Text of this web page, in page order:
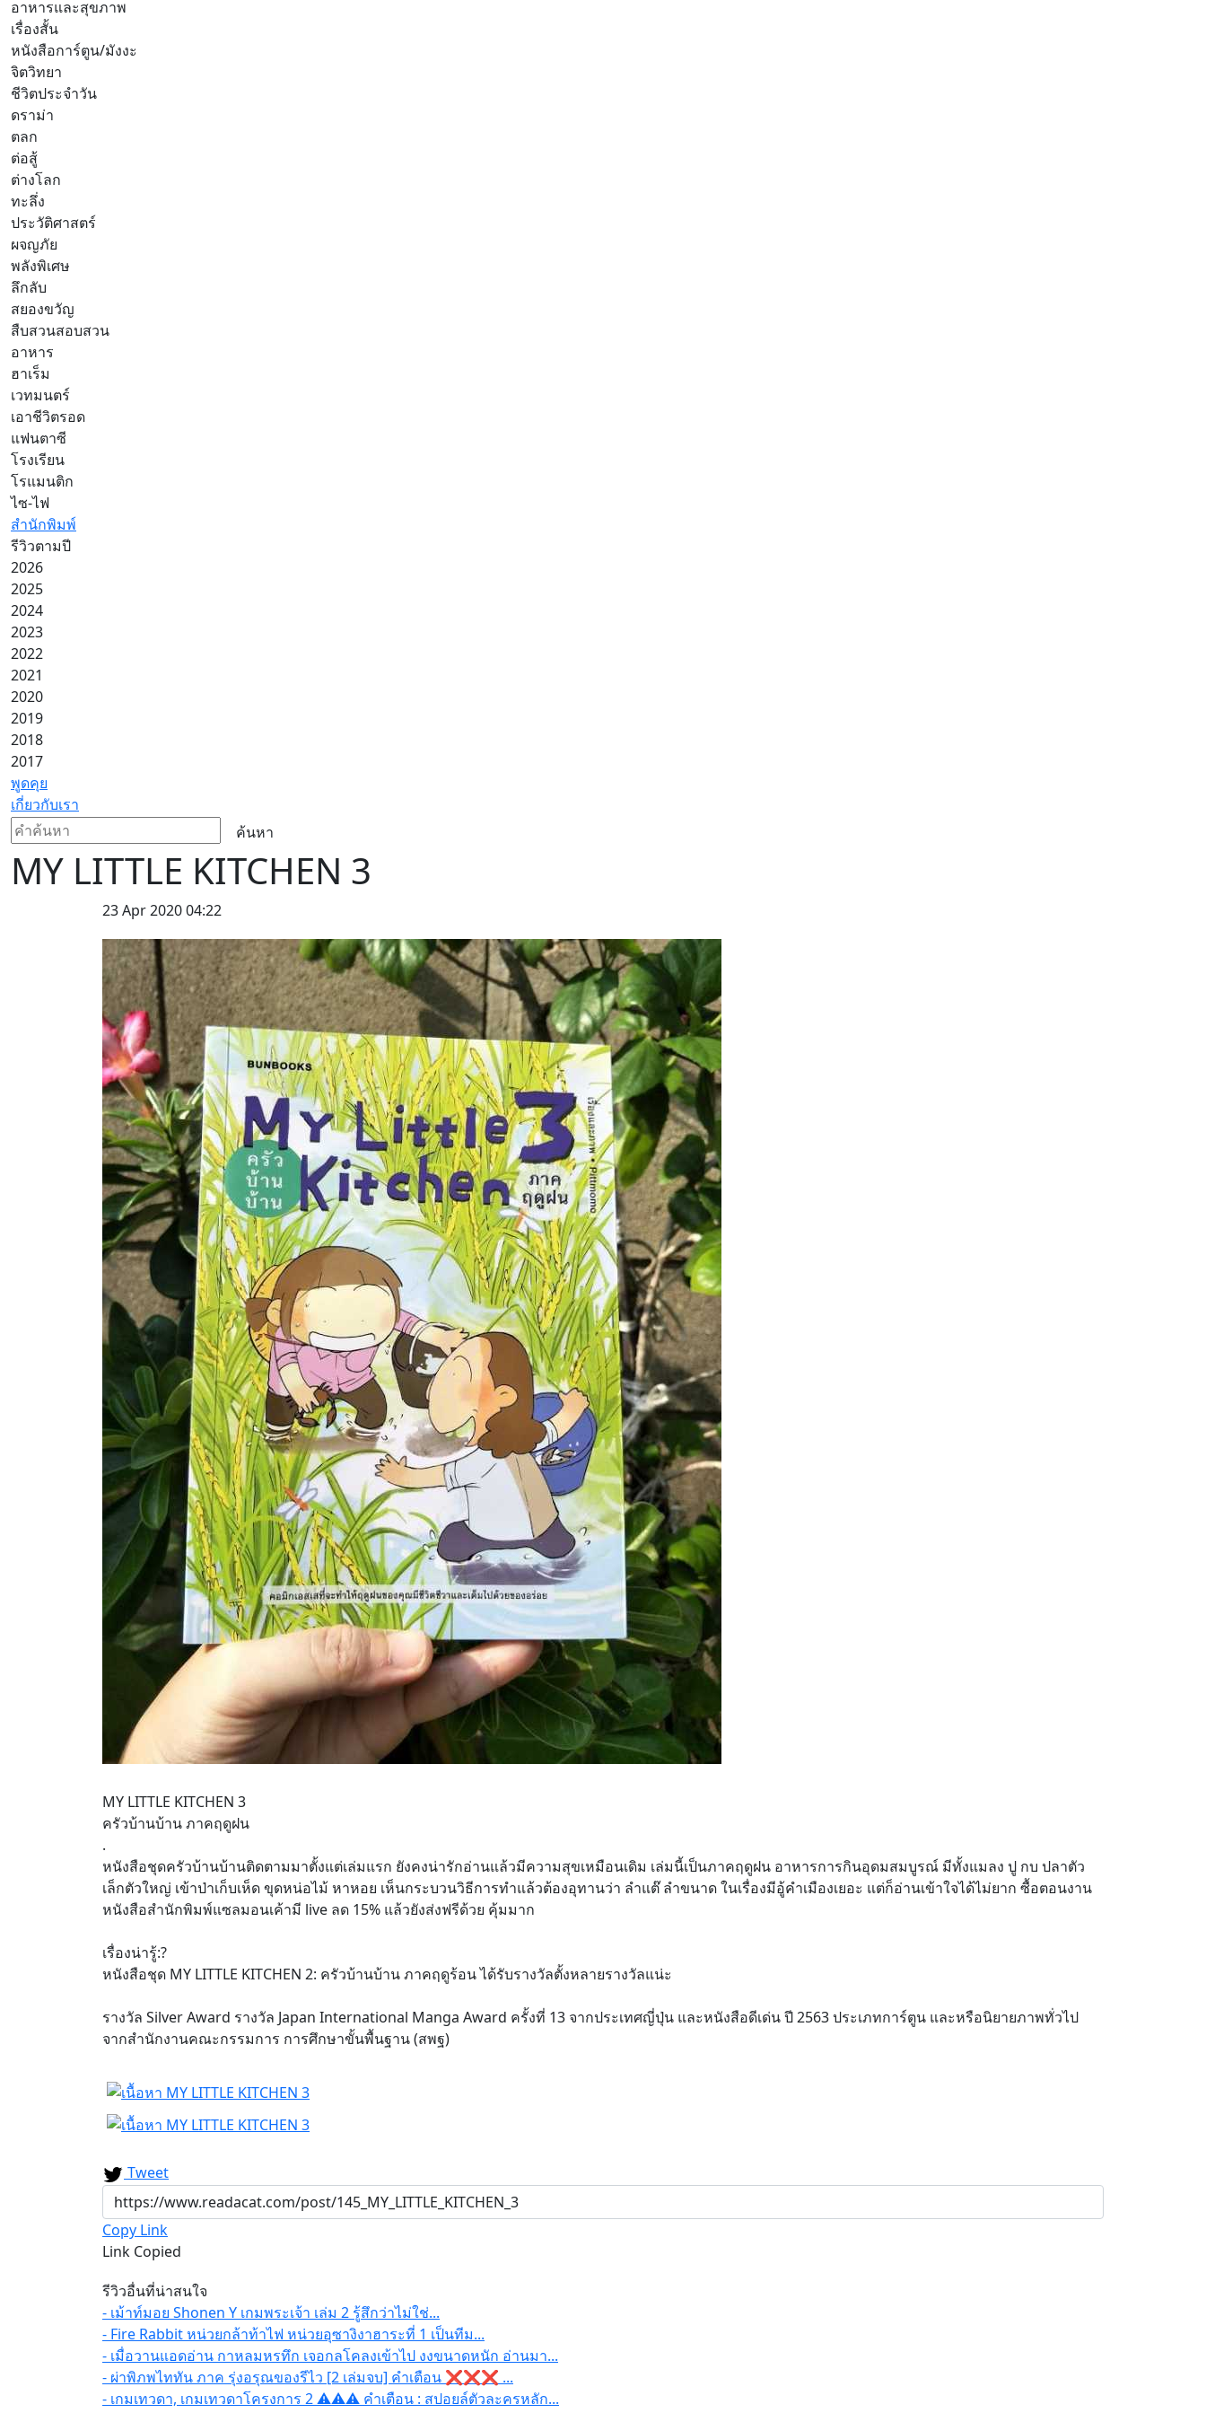
อาหารและสุขภาพ
เรื่องสั้น
หนังสือการ์ตูน/มังงะ
จิตวิทยา
ชีวิตประจำวัน
ดราม่า
ตลก
ต่อสู้
ต่างโลก
ทะลึ่ง
ประวัติศาสตร์
ผจญภัย
พลังพิเศษ
ลึกลับ
สยองขวัญ
สืบสวนสอบสวน
อาหาร
ฮาเร็ม
เวทมนตร์
เอาชีวิตรอด
แฟนตาซี
โรงเรียน
โรแมนติก
ไซ-ไฟ
สำนักพิมพ์
รีวิวตามปี
2026
2025
2024
2023
2022
2021
2020
2019
2018
2017
พูดคุย
เกี่ยวกับเรา
ค้นหา
MY LITTLE KITCHEN 3
23 Apr 2020 04:22
MY LITTLE KITCHEN 3
ครัวบ้านบ้าน ภาคฤดูฝน
.
หนังสือชุดครัวบ้านบ้านติดตามมาตั้งแต่เล่มแรก ยังคงน่ารักอ่านแล้วมีความสุขเหมือนเดิม เล่มนี้เป็นภาคฤดูฝน อาหารการกินอุดมสมบูรณ์ มีทั้งแมลง ปู กบ ปลาตัว
เล็กตัวใหญ่ เข้าป่าเก็บเห็ด ขุดหน่อไม้ หาหอย เห็นกระบวนวิธีการทำแล้วต้องอุทานว่า ลำแต๊ ลำขนาด ในเรื่องมีอู้คำเมืองเยอะ แต่ก็อ่านเข้าใจได้ไม่ยาก ซื้อตอนงาน
หนังสือสำนักพิมพ์แซลมอนเค้ามี live ลด 15% แล้วยังส่งฟรีด้วย คุ้มมาก
เรื่องน่ารู้:?
หนังสือชุด MY LITTLE KITCHEN 2: ครัวบ้านบ้าน ภาคฤดูร้อน ได้รับรางวัลตั้งหลายรางวัลแน่ะ
รางวัล Silver Award รางวัล Japan International Manga Award ครั้งที่ 13 จากประเทศญี่ปุ่น และหนังสือดีเด่น ปี 2563 ประเภทการ์ตูน และหรือนิยายภาพทั่วไป
จากสำนักงานคณะกรรมการ การศึกษาขั้นพื้นฐาน (สพฐ)
Tweet
Copy Link
Link Copied
รีวิวอื่นที่น่าสนใจ
- เม้าท์มอย Shonen Y เกมพระเจ้า เล่ม 2 รู้สึกว่าไม่ใช่...
- Fire Rabbit หน่วยกล้าท้าไฟ หน่วยอุซางิงาฮาระที่ 1 เป็นทีม...
- เมื่อวานแอดอ่าน กาหลมหรทึก เจอกลโคลงเข้าไป งงขนาดหนัก อ่านมา...
- ผ่าพิภพไททัน ภาค รุ่งอรุณของรีไว [2 เล่มจบ] คำเตือน ❌❌❌ ...
- เกมเทวดา, เกมเทวดาโครงการ 2 ⚠⚠⚠ คำเตือน : สปอยล์ตัวละครหลัก...